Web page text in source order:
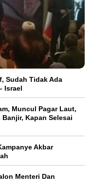
Sudah Tidak Ada
Israel
Muncul Pagar Laut,
Kapan Selesai
Akbar
Menteri Dan